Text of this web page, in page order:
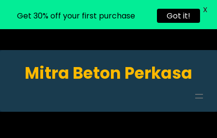
Mitra Beton Perkasa
Get 30% off your first purchase Got it!
X